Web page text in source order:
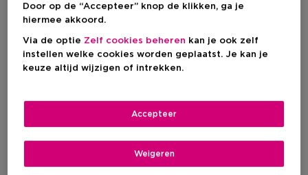
3 ST Op voorraad
3 ST
€ 18,50
Door op de “Accepteer” knop de klikken, ga je
hiermee akkoord.
Via de optie Zelf cookies beheren kan je ook zelf
instellen welke cookies worden geplaatst. Je kan je
keuze altijd wijzigen of intrekken.
Weigeren
Accepteer